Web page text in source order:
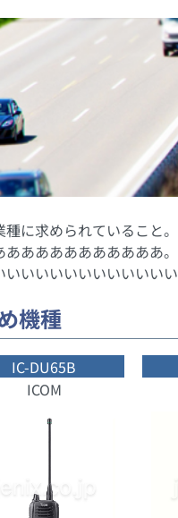
種に求められていること
あああああああああああ
いいいいいいいいいいい
機種
IC-DU65B
ICOM